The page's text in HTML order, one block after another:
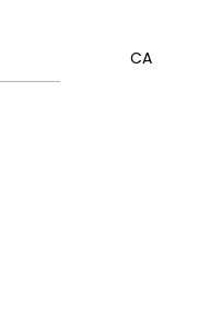
CA